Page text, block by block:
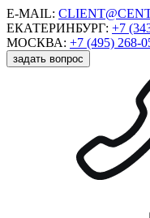
E-MAIL:
ЕКАТЕРИНБУРГ: +7
МОСКВА: +7 (495) 268-
задать вопрос